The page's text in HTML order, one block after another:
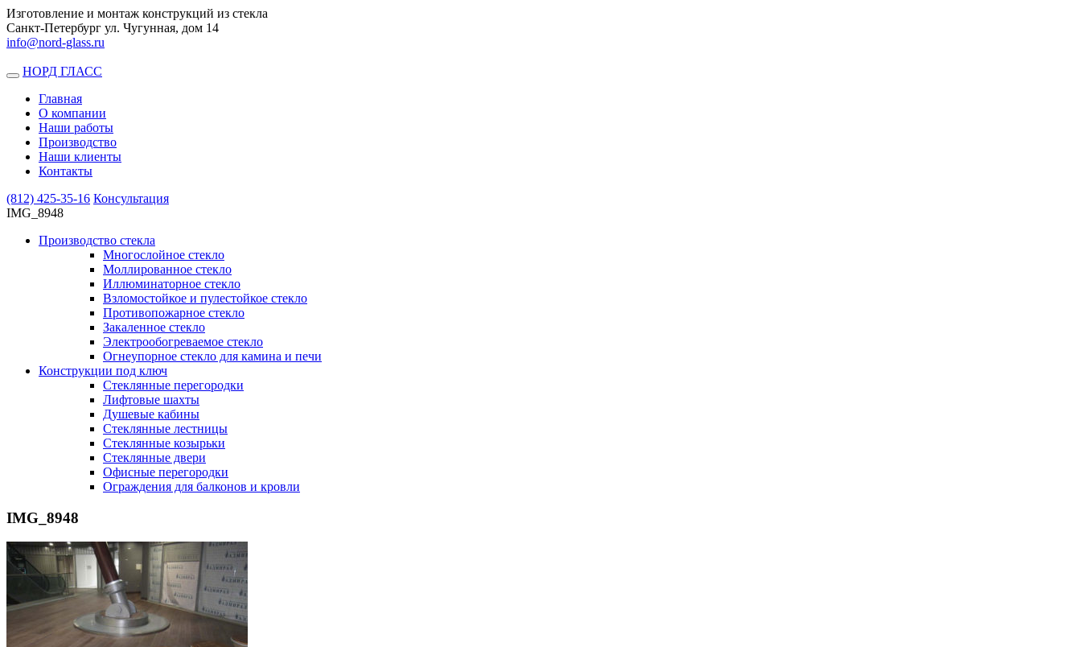
Изготовление и монтаж конструкций из стекла
Санкт-Петербург ул. Чугунная, дом 14
info@nord-glass.ru
Toggle
navigation
НОРД ГЛАСС
Главная
О компании
Наши работы
Производство
Наши клиенты
Контакты
(812) 425-35-16 Консультация
IMG_8948
Производство стекла
Многослойное стекло
Моллированное стекло
Иллюминаторное стекло
Взломостойкое и пулестойкое стекло
Противопожарное стекло
Закаленное стекло
Электрообогреваемое стекло
Огнеупорное стекло для камина и печи
Конструкции под ключ
Стеклянные перегородки
Лифтовые шахты
Душевые кабины
Cтеклянные лестницы
Cтеклянные козырьки
Cтеклянные двери
Офисные перегородки
Ограждения для балконов и кровли
IMG_8948